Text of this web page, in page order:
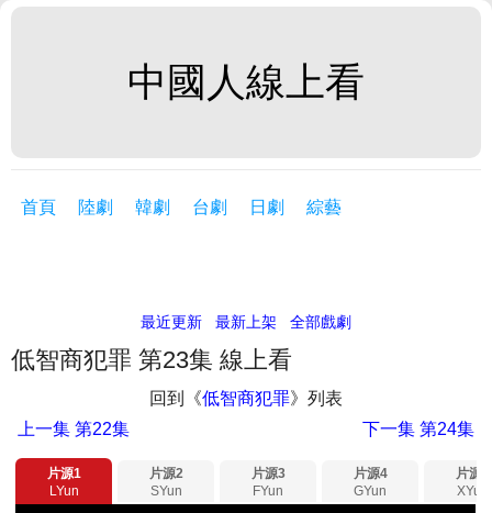
中國人線上看
首頁 陸劇 韓劇 台劇 日劇 綜藝
最近更新 最新上架 全部戲劇
低智商犯罪 第23集 線上看
回到《低智商犯罪》列表
上一集 第22集 下一集第24集
片源1
LYun
片源2
SYun
片源3
FYun
片源4
GYun
片源5
XYun